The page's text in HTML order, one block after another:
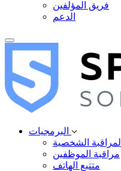
فريق المؤلفين
الدعم
المراقبة الشخصية
مراقبة الموظفين
متتبع الهاتف